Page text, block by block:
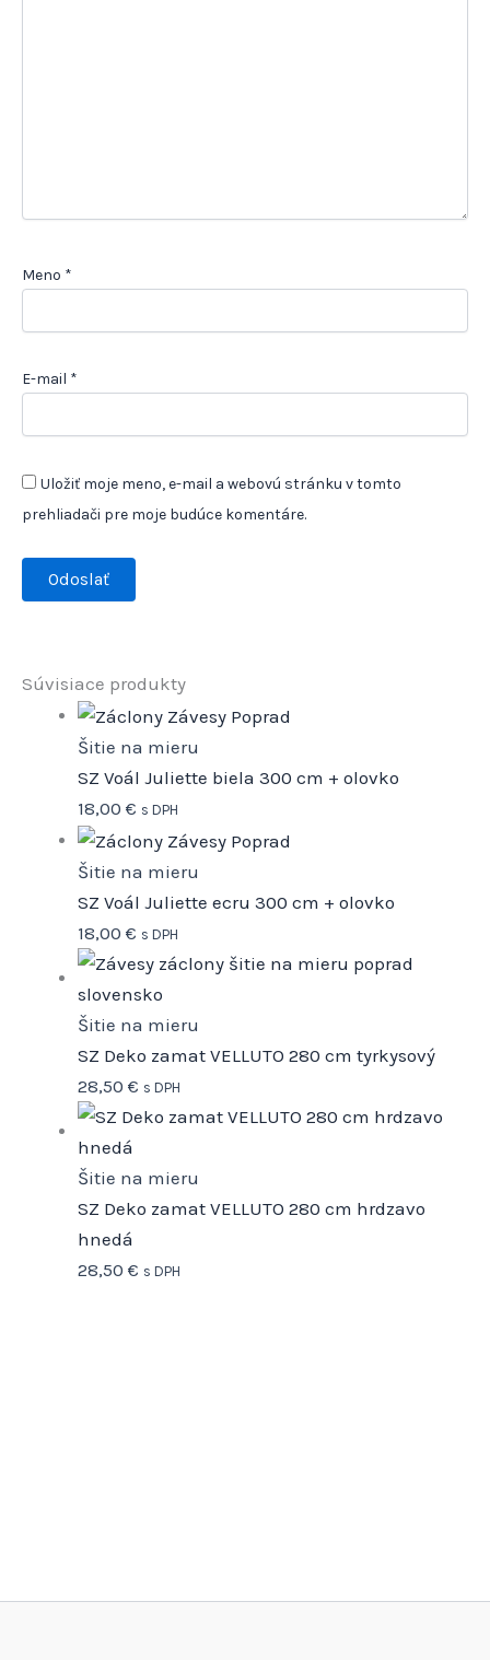
Meno *
E-mail *
Uložiť moje meno, e-mail a webovú stránku v tomto
prehliadači pre moje budúce komentáre.
Súvisiace produkty
Šitie na mieru
SZ Voál Juliette biela 300 cm + olovko
18,00 € s DPH
Šitie na mieru
SZ Voál Juliette ecru 300 cm + olovko
18,00 € s DPH
Šitie na mieru
SZ Deko zamat VELLUTO 280 cm tyrkysový
28,50 € s DPH
Šitie na mieru
SZ Deko zamat VELLUTO 280 cm hrdzavo
hnedá
28,50 € s DPH